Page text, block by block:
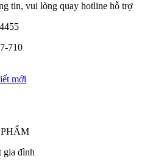
tin, vui lòng quay hotline hỗ trợ
710
mới
gia đình